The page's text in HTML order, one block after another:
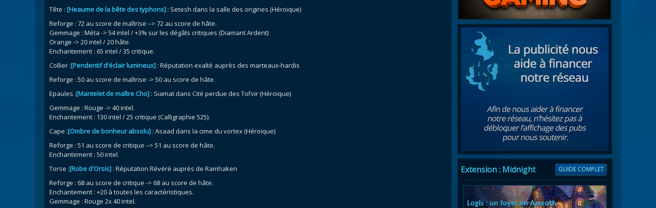
Tête : [Heaume de la bête des typhons] : Setesh dans la salle des origines (Héroique)
Reforge : 72 au score de maîtrise –> 72 au score de hâte.
Gemmage : Méta -> 54 intel / +3% sur les dégâts critiques (Diamant Ardent)
Orange -> 20 intel / 20 hâte.
Enchantement : 65 intel / 35 critique.
Collier :[Pendentif d'éclair lumineux] : Réputation exalté auprès des marteaux-hardis
Reforge : 50 au score de maîtrise -> 50 au score de hâte.
Epaules :[Mantelet de maître Cho] : Siamat dans Cité perdue des Tol’vir (Héroique)
Gemmage : Rouge -> 40 intel.
Enchantement : 130 intel / 25 critique (Calligraphie 525).
Cape :[Ombre de bonheur absolu] : Asaad dans la cime du vortex (Héroique)
Reforge : 51 au score de critique –> 51 au score de hâte.
Enchantement : 50 intel.
Torse :[Robe d'Orsis] : Réputation Révéré auprès de Ramhaken
Reforge : 68 au score de critique -> 68 au score de hâte.
Enchantement : +20 à toutes les caractéristiques.
Gemmage : Rouge 2x 40 intel.
Extension : Midnight GUIDE COMPLET
Logis : un foyer en Azeroth